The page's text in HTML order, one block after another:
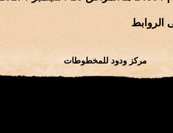
الروابط
مركز ودود للمخطوطات